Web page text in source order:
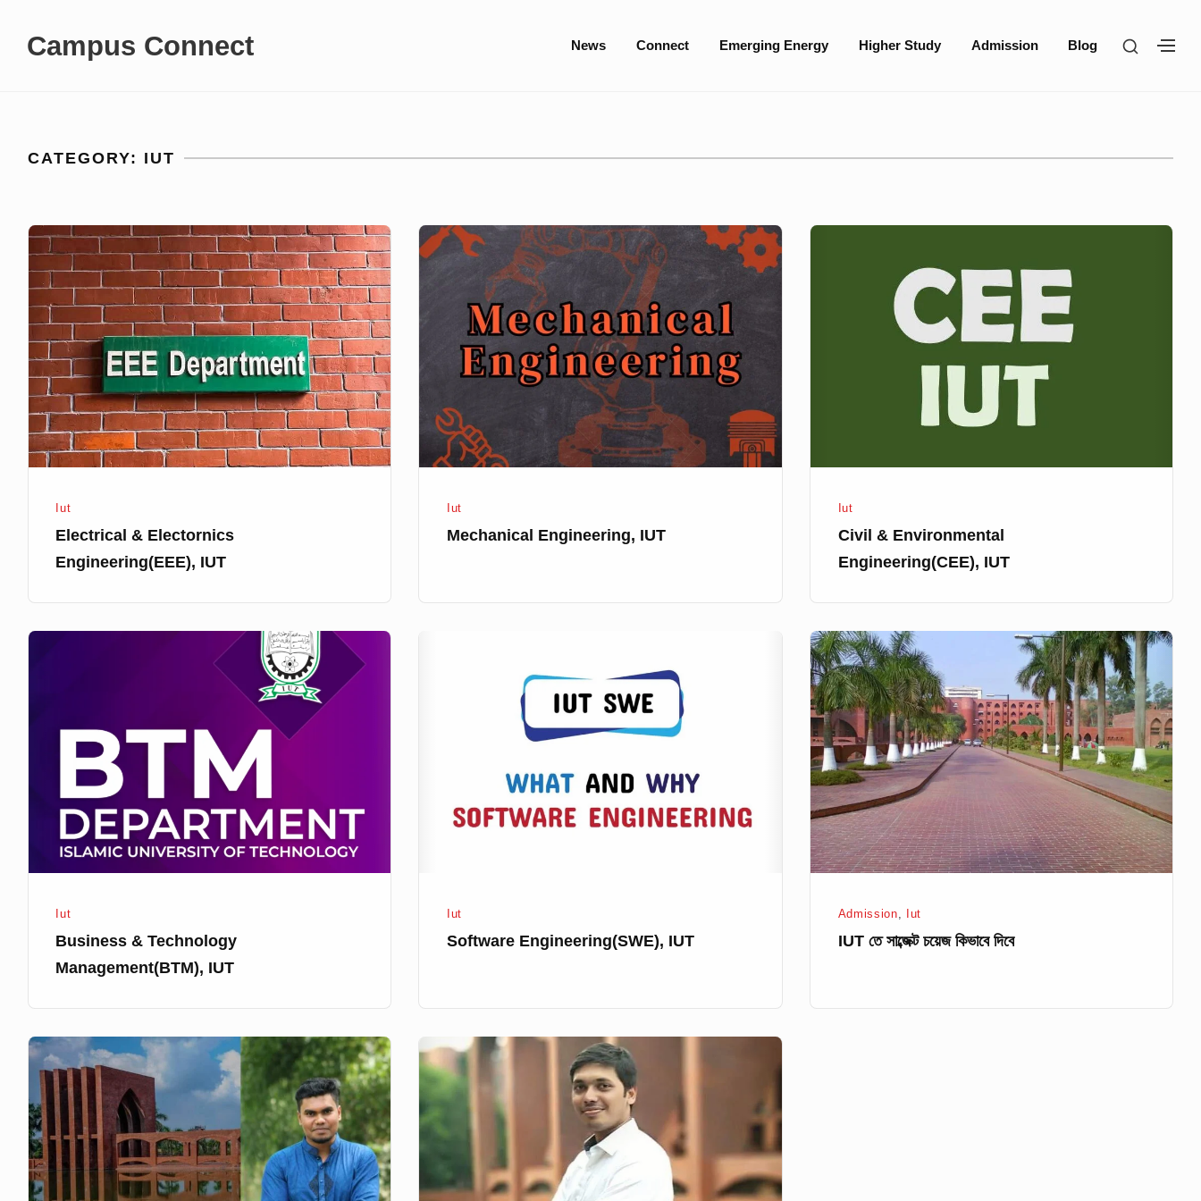
Campus Connect
Site
News Connect Emerging Energy Higher Study Admission Blog
SHOW
CATEGORY: IUT
Electrical
Electornics
Engineering(EEE),
IUT
Iut
Electrical & Electornics
Engineering(EEE), IUT
Mechanical
Engineering,
Iut
Mechanical Engineering, IUT
Civil
Environmental
Engineering(CEE),
Iut
Civil & Environmental
Engineering(CEE), IUT
Business
Iut
Business & Technology
Management(BTM), IUT
Engineering(SWE),
Iut
Software Engineering(SWE), IUT
IUT
তে
সাব্জেক্ট
চয়েজ
কিভাবে
দিবে
Admission Iut
IUT তে সাব্জেক্ট চয়েজ কিভাবে দিবে
কিভাবে
নিবে
IUT
এর
শেষ
মুহুর্তের
গুগলে
যোগ
দিচ্ছেন
IUT
এর
শাদমান